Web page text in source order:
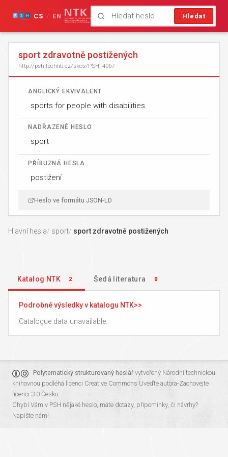
Hledat
CS / EN
sport zdravotně postižených
http://psh.techlib.cz/skos/PSH14067
ANGLICKÝ EKVIVALENT
sports for people with disabilities
NADŘAZENÉ HESLO
sport
PŘÍBUZNÁ HESLA
postižení
Heslo ve formátu JSON-LD
Hlavní hesla sport sport zdravotně postižených
Katalog NTK 2 Šedá literatura 0
Podrobné výsledky v katalogu NTK
Catalogue data unavailable.
Polytematický strukturovaný heslářvytvořený Národní technickou
knihovnou podléhá licenci Creative Commons Uveďte autora-Zachovejte
licenci 3.0 Česko.
Chybí Vám v PSH nějaké heslo, máte dotazy, připomínky, či návrhy?
Napište nám!